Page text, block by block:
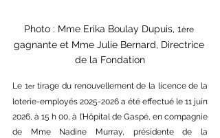
Photo : Mme Erika Boulay Dupuis, 1ère
gagnante et Mme Julie Bernard, Directrice
de la Fondation
Le 1er tirage du renouvellement de la licence de la
loterie-employés 2025-2026 a été effectué le 11 juin
2026, à 15 h 00, à l’Hôpital de Gaspé, en compagnie
de Mme Nadine Murray, présidente de la